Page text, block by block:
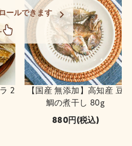
ールできます
2
【国産 無添加】高知産 豆
鯛の煮干し 80g
880 (税込)